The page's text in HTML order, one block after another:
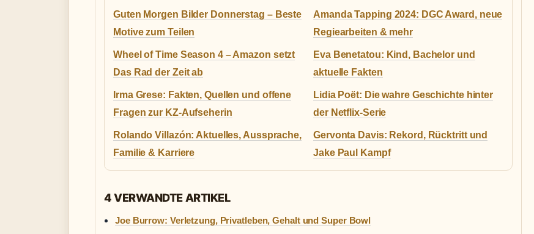
Guten Morgen Bilder Donnerstag – Beste
Motive zum Teilen
Amanda Tapping 2024: DGC Award, neue
Regiearbeiten & mehr
Wheel of Time Season 4 – Amazon setzt
Das Rad der Zeit ab
Eva Benetatou: Kind, Bachelor und
aktuelle Fakten
Irma Grese: Fakten, Quellen und offene
Fragen zur KZ-Aufseherin
Lidia Poët: Die wahre Geschichte hinter
der Netflix-Serie
Rolando Villazón: Aktuelles, Aussprache,
Familie & Karriere
Gervonta Davis: Rekord, Rücktritt und
Jake Paul Kampf
4 VERWANDTE ARTIKEL
Joe Burrow: Verletzung, Privatleben, Gehalt und Super Bowl